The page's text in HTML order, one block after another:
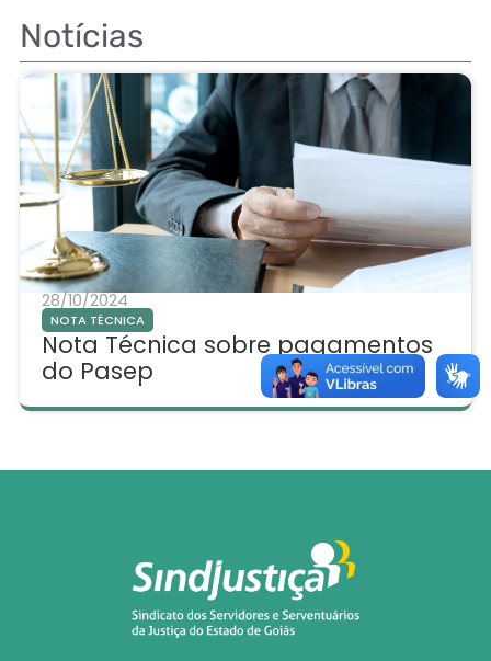
Notícias
28/10/2024
NOTA TÉCNICA
Nota Técnica sobre pagamentos
do Pasep